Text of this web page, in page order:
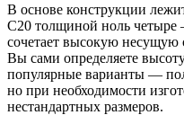
В основе конструкции
С20 толщиной ноль четыре
сочетает высокую несущую
Вы сами определяете
популярные варианты —
но при необходимости
нестандартных размеров.